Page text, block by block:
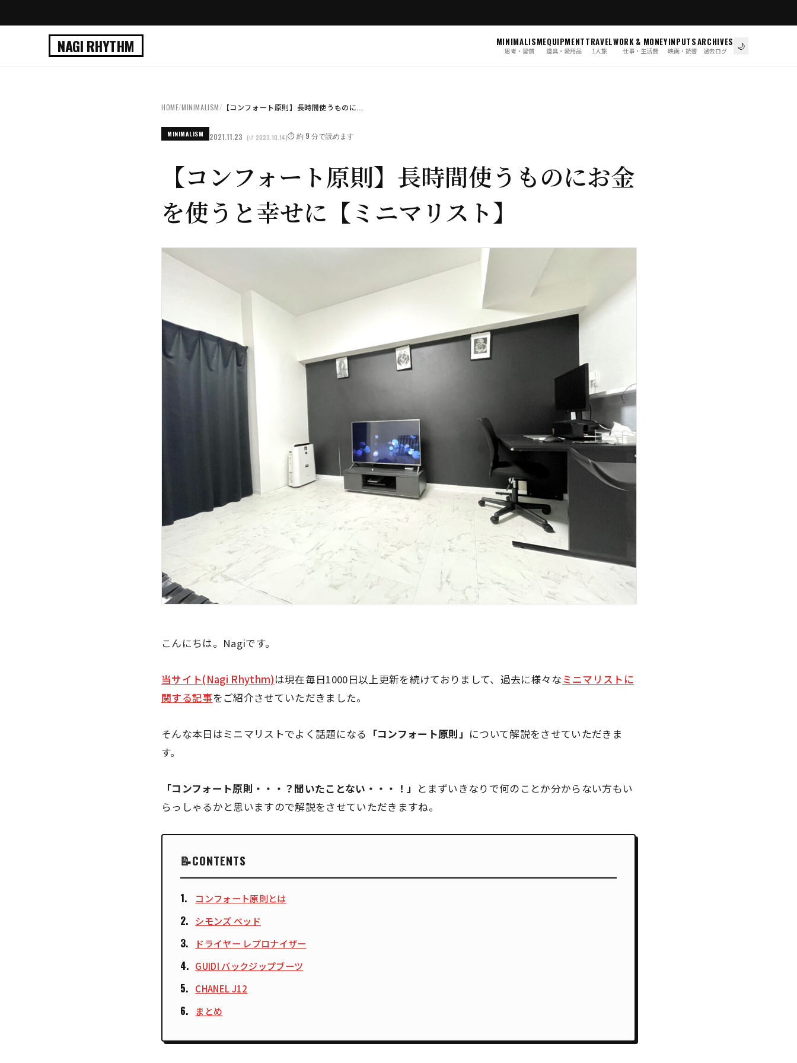
NAGI RHYTHM MINIMALISM
思考・習慣
EQUIPMENT
道具・愛用品
TRAVEL
1人旅
WORK & MONEY
仕事・生活費
INPUTS
映画・読書
ARCHIVES
過去ログ 🌙
HOME/MINIMALISM/ 【コンフォート原則】長時間使うものに...
MINIMALISM 2021.11.23 (↺ 2023.10.14)⏱️ 約 9 分で読めます
【コンフォート原則】長時間使うものにお金
を使うと幸せに【ミニマリスト】
こんにちは。Nagiです。
当サイト(Nagi Rhythm)は現在毎日1000日以上更新を続けておりまして、過去に様々なミニマリストに
関する記事をご紹介させていただきました。
そんな本日はミニマリストでよく話題になる 「コンフォート原則」 について解説をさせていただきま
す。
「コンフォート原則・・・？聞いたことない・・・！」 とまずいきなりで何のことか分からない方もい
らっしゃるかと思いますので解説をさせていただきますね。
CONTENTS
コンフォート原則とは
シモンズ ベッド
ドライヤー レプロナイザー
GUIDI バックジップブーツ
CHANEL J12
まとめ